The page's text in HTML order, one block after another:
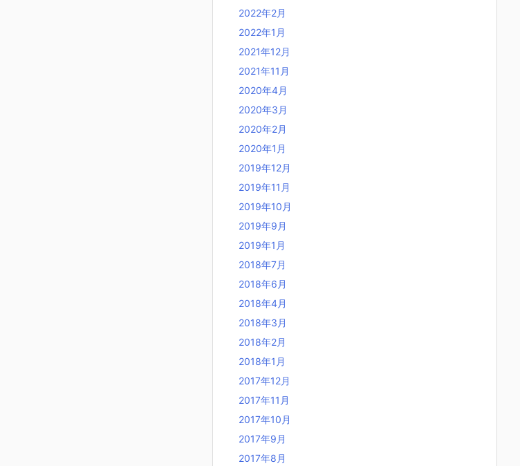
2022年2月
2022年1月
2021年12月
2021年11月
2020年4月
2020年3月
2020年2月
2020年1月
2019年12月
2019年11月
2019年10月
2019年9月
2019年1月
2018年7月
2018年6月
2018年4月
2018年3月
2018年2月
2018年1月
2017年12月
2017年11月
2017年10月
2017年9月
2017年8月